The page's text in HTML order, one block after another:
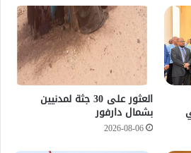
العثور على 30 جثة لمدنيين
بشمال دارفور
2026-08-06